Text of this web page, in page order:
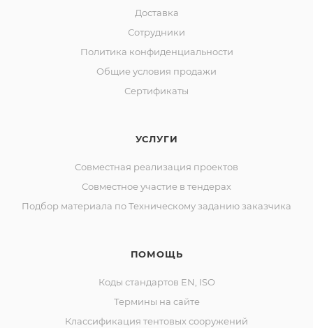
Доставка
Сотрудники
Политика конфиденциальности
Общие условия продажи
Сертификаты
УСЛУГИ
Совместная реализация проектов
Совместное участие в тендерах
Подбор материала по Техническому заданию заказчика
ПОМОЩЬ
Коды стандартов EN, ISO
Термины на сайте
Классификация тентовых сооружений